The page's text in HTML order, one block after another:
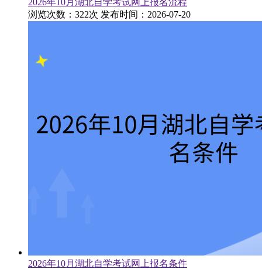
浏览次数：322次 发布时间：2026-07-20
2026年10月湖北自学考试网上报名条件